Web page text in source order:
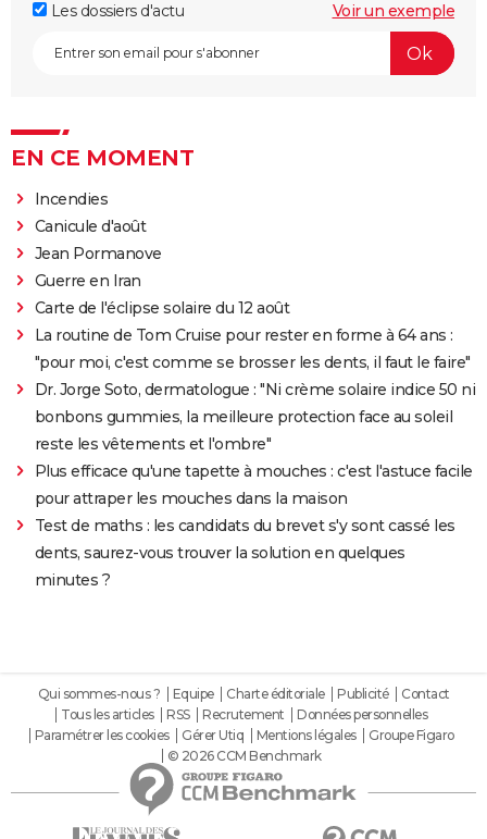
Les dossiers d'actu
Voir un exemple
EN CE MOMENT
Incendies
Canicule d'août
Jean Pormanove
Guerre en Iran
Carte de l'éclipse solaire du 12 août
La routine de Tom Cruise pour rester en forme à 64 ans :
"pour moi, c'est comme se brosser les dents, il faut le faire"
Dr. Jorge Soto, dermatologue : "Ni crème solaire indice 50 ni
bonbons gummies, la meilleure protection face au soleil
reste les vêtements et l'ombre"
Plus efficace qu'une tapette à mouches : c'est l'astuce facile
pour attraper les mouches dans la maison
Test de maths : les candidats du brevet s'y sont cassé les
dents, saurez-vous trouver la solution en quelques
minutes ?
Qui sommes-nous ? Equipe Charte éditoriale Publicité
Contact
Tous les articles
RSS Recrutement
Données personnelles
Paramétrer les cookies
Gérer Utiq Mentions légales
Groupe Figaro
© 2026 CCM Benchmark